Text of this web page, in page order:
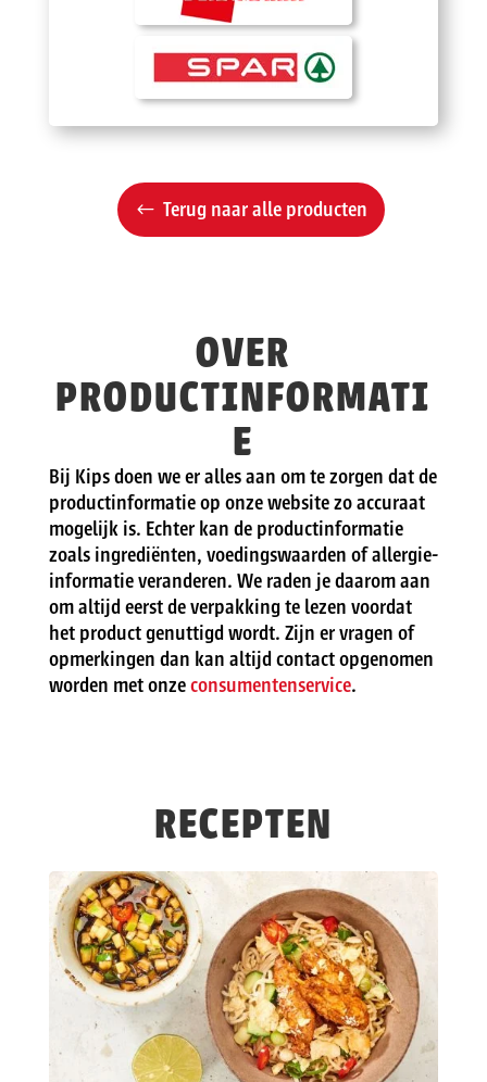
Terug naar alle producten
OVER
PRODUCTINFORMATI
E
Bij Kips doen we er alles aan om te zorgen dat de
productinformatie op onze website zo accuraat
mogelijk is. Echter kan de productinformatie
zoals ingrediënten, voedingswaarden of allergie-
informatie veranderen. We raden je daarom aan
om altijd eerst de verpakking te lezen voordat
het product genuttigd wordt. Zijn er vragen of
opmerkingen dan kan altijd contact opgenomen
worden met onzeconsumentenservice.
RECEPTEN